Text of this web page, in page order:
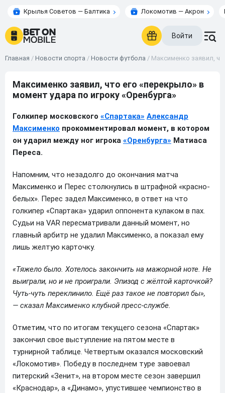
Крылья Советов — Балтика Локомотив — Акрон
Войти
Главная / Новости спорта / Новости футбола / Максименко заявил,
Максименко заявил, что его «перекрыло» в
момент удара по игроку «Оренбурга»
Голкипер московского «Спартака» Александр
Максименко прокомментировал момент, в котором
он ударил между ног игрока «Оренбурга» Матиаса
Переса.
Напомним, что незадолго до окончания матча
Максименко и Перес столкнулись в штрафной «красно-
белых». Перес задел Максименко, в ответ на что
голкипер «Спартака» ударил оппонента кулаком в пах.
Судьи на VAR пересматривали данный момент, но
главный арбитр не удалил Максименко, а показал ему
лишь желтую карточку.
«Тяжело было. Хотелось закончить на мажорной ноте. Не
выиграли, но и не проиграли. Эпизод с жёлтой карточкой?
Чуть-чуть переклинило. Ещё раз такое не повторил бы»,
— сказал Максименко клубной пресс-службе.
Отметим, что по итогам текущего сезона «Спартак»
закончил свое выступление на пятом месте в
турнирной таблице. Четвертым оказался московский
«Локомотив». Победу в последнем туре завоевал
питерский «Зенит», на втором месте сезон завершил
«Краснодар», а «Динамо», упустившее чемпионство в